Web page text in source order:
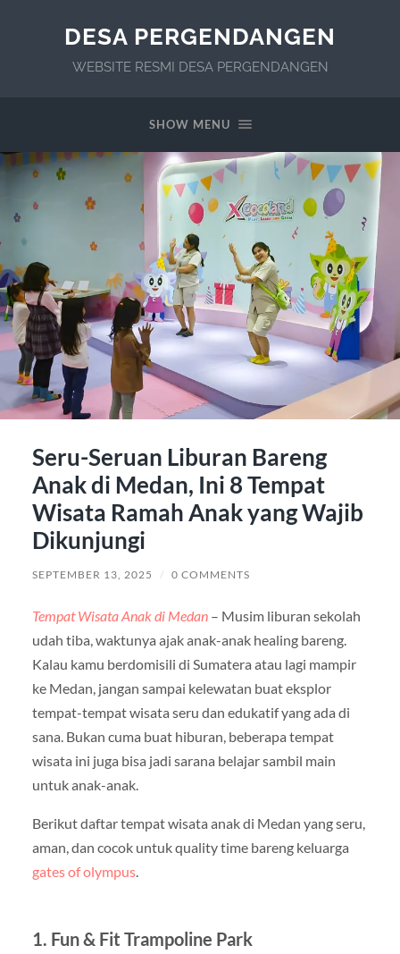
DESA PERGENDANGEN
WEBSITE RESMI DESA PERGENDANGEN
SHOW MENU
Seru-Seruan Liburan Bareng
Anak di Medan, Ini 8 Tempat
Wisata Ramah Anak yang Wajib
Dikunjungi
SEPTEMBER 13, 2025 / 0 COMMENTS
Tempat Wisata Anak di Medan– Musim liburan sekolah
udah tiba, waktunya ajak anak-anak healing bareng.
Kalau kamu berdomisili di Sumatera atau lagi mampir
ke Medan, jangan sampai kelewatan buat eksplor
tempat-tempat wisata seru dan edukatif yang ada di
sana. Bukan cuma buat hiburan, beberapa tempat
wisata ini juga bisa jadi sarana belajar sambil main
untuk anak-anak.
Berikut daftar tempat wisata anak di Medan yang seru,
aman, dan cocok untuk quality time bareng keluarga
gates of olympus.
1. Fun & Fit Trampoline Park